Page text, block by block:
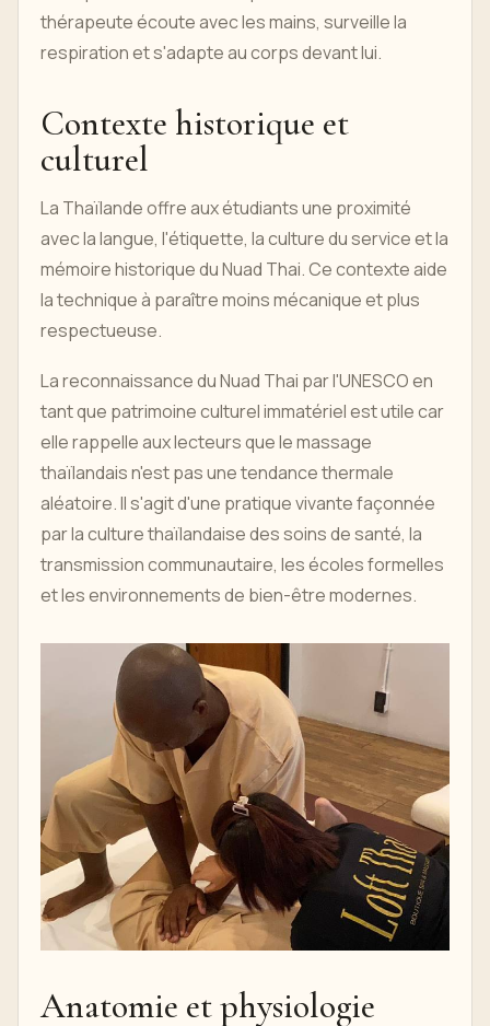
thérapeute écoute avec les mains, surveille la
respiration et s'adapte au corps devant lui.
Contexte historique et
culturel
La Thaïlande offre aux étudiants une proximité
avec la langue, l'étiquette, la culture du service et la
mémoire historique du Nuad Thai. Ce contexte aide
la technique à paraître moins mécanique et plus
respectueuse.
La reconnaissance du Nuad Thai par l'UNESCO en
tant que patrimoine culturel immatériel est utile car
elle rappelle aux lecteurs que le massage
thaïlandais n'est pas une tendance thermale
aléatoire. Il s'agit d'une pratique vivante façonnée
par la culture thaïlandaise des soins de santé, la
transmission communautaire, les écoles formelles
et les environnements de bien-être modernes.
Anatomie et physiologie